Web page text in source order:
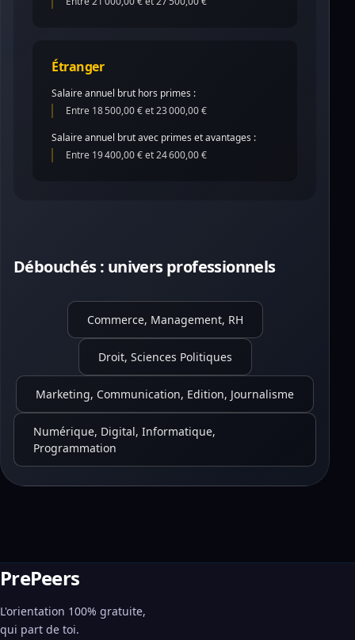
Étranger
Salaire annuel brut hors primes :
Entre 18 500,00 € et 23 000,00 €
Salaire annuel brut avec primes et avantages :
Entre 19 400,00 € et 24 600,00 €
Débouchés : univers professionnels
Commerce, Management, RH
Droit, Sciences Politiques
Marketing, Communication, Edition, Journalisme
Numérique, Digital, Informatique,
Programmation
PrePeers
L'orientation 100% gratuite,
qui part de toi.